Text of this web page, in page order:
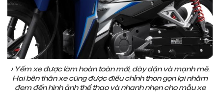
› Yếm xe được làm hoàn toàn mới, dày dặn và mạnh mẽ.
Hai bên thân xe cũng được điều chỉnh thon gọn lại nhằm
đem đến hình ảnh thể thao và nhanh nhẹn cho mẫu xe